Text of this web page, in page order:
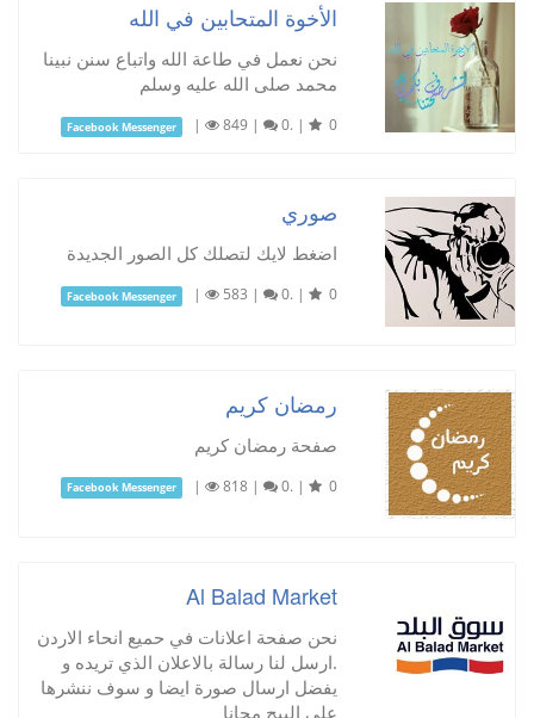
الأخوة المتحابين في الله
نحن نعمل في طاعة الله واتباع سنن نبينا
محمد صلى الله عليه وسلم
Facebook Messenger | 849 | 0. | 0
صوري
اضغط لايك لتصلك كل الصور الجديدة
Facebook Messenger | 583 | 0. | 0
رمضان كريم
صفحة رمضان كريم
Facebook Messenger | 818 | 0. | 0
Al Balad Market
نحن صفحة اعلانات في حميع انحاء الاردن
.ارسل لنا رسالة بالاعلان الذي تريده و
يفضل ارسال صورة ايضا و سوف ننشرها
على البيج مجانا